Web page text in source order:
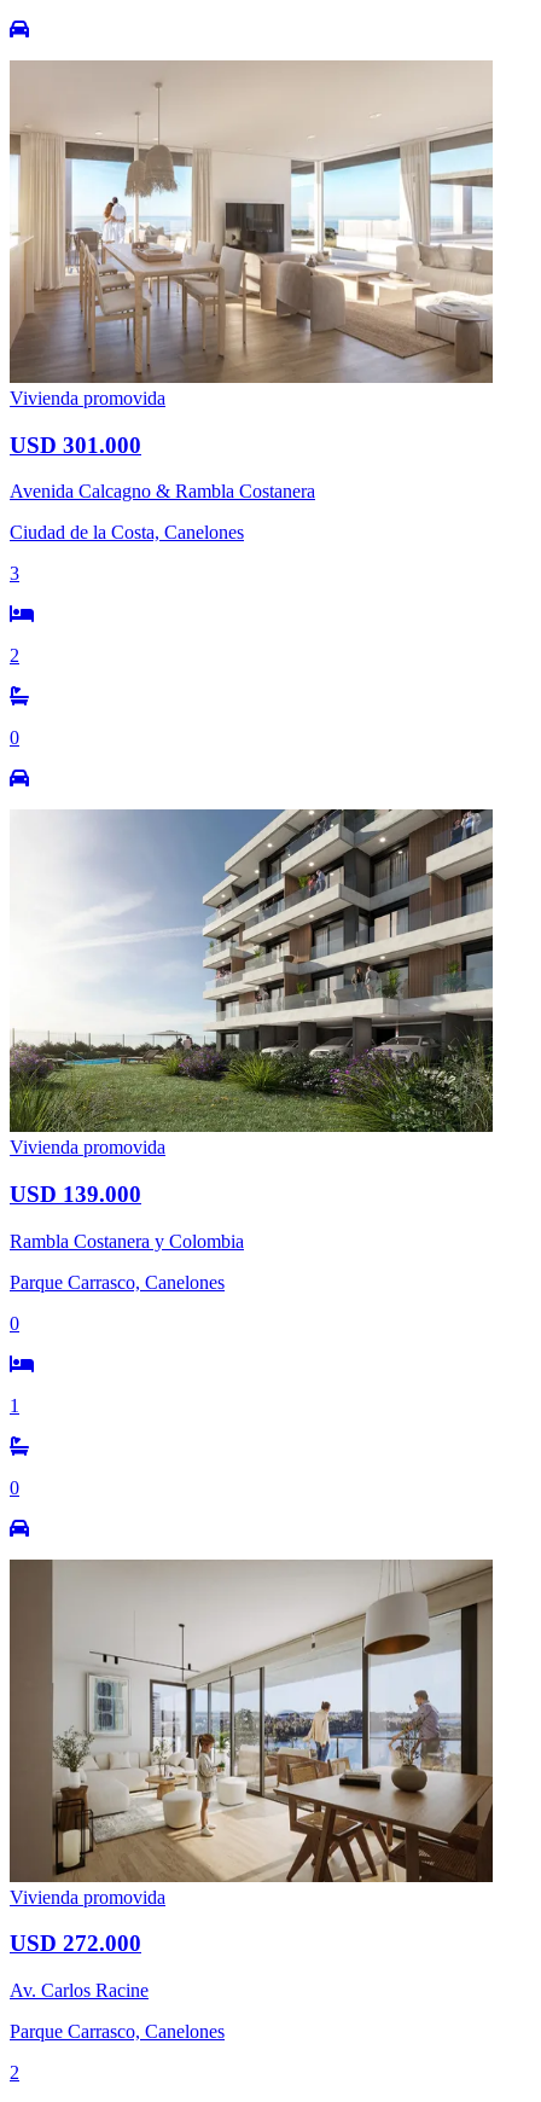
Vivienda promovida
USD 301.000
Avenida Calcagno & Rambla Costanera
Ciudad de la Costa, Canelones
3
2
0
Vivienda promovida
USD 139.000
Rambla Costanera y Colombia
Parque Carrasco, Canelones
0
1
0
Vivienda promovida
USD 272.000
Av. Carlos Racine
Parque Carrasco, Canelones
2